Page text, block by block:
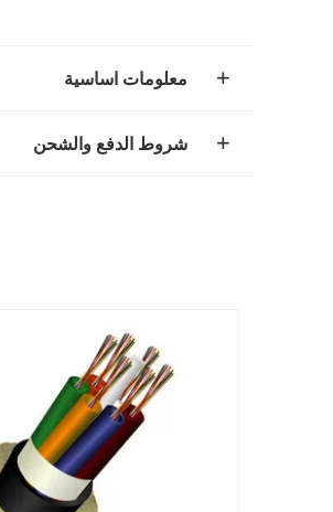
معلومات اساسية
شروط الدفع والشحن